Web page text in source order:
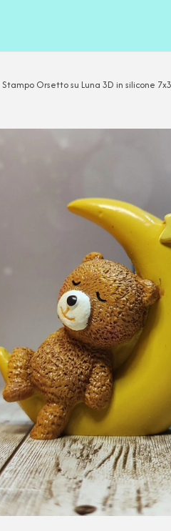
Stampo Orsetto su Luna 3D in silicone